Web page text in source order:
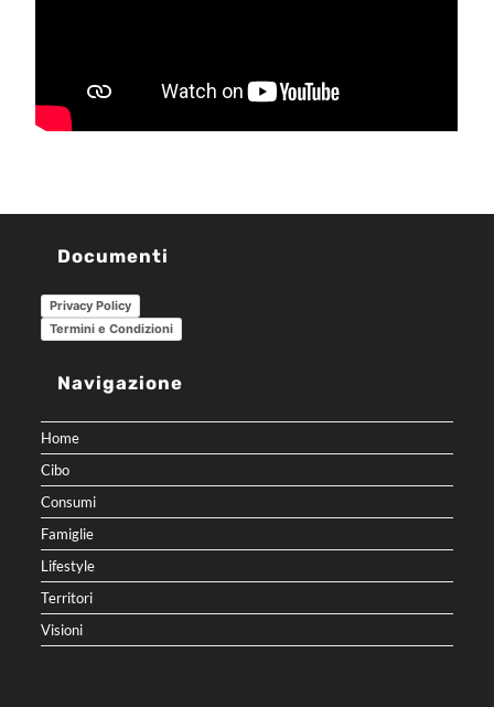
Documenti
Privacy Policy
Termini e Condizioni
Navigazione
Home
Cibo
Consumi
Famiglie
Lifestyle
Territori
Visioni